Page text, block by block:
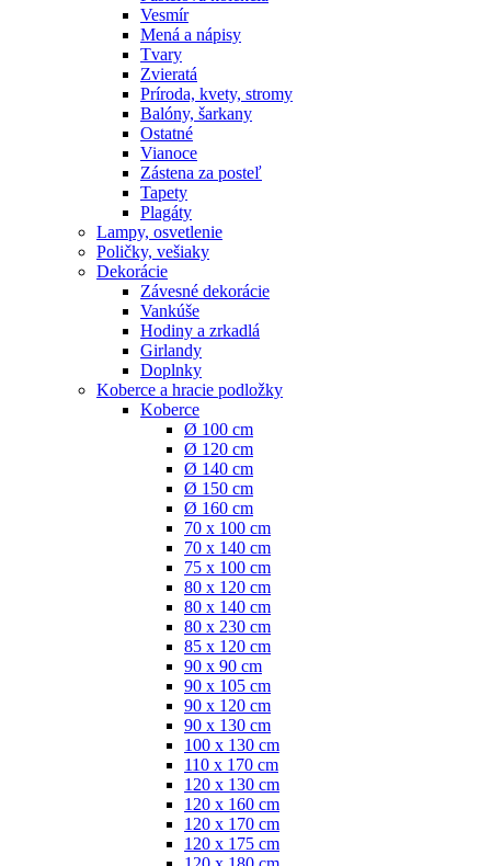
Vesmír
Mená a nápisy
Tvary
Zvieratá
Príroda, kvety, stromy
Balóny, šarkany
Ostatné
Vianoce
Zástena za posteľ
Tapety
Plagáty
Lampy, osvetlenie
Poličky, vešiaky
Dekorácie
Závesné dekorácie
Vankúše
Hodiny a zrkadlá
Girlandy
Doplnky
Koberce a hracie podložky
Koberce
Ø 100 cm
Ø 120 cm
Ø 140 cm
Ø 150 cm
Ø 160 cm
70 x 100 cm
70 x 140 cm
75 x 100 cm
80 x 120 cm
80 x 140 cm
80 x 230 cm
85 x 120 cm
90 x 90 cm
90 x 105 cm
90 x 120 cm
90 x 130 cm
100 x 130 cm
110 x 170 cm
120 x 130 cm
120 x 160 cm
120 x 170 cm
120 x 175 cm